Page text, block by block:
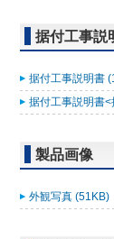
据付工事説
据付工事説明書
据付工事説明書
製品画像
外観写真 (51KB)